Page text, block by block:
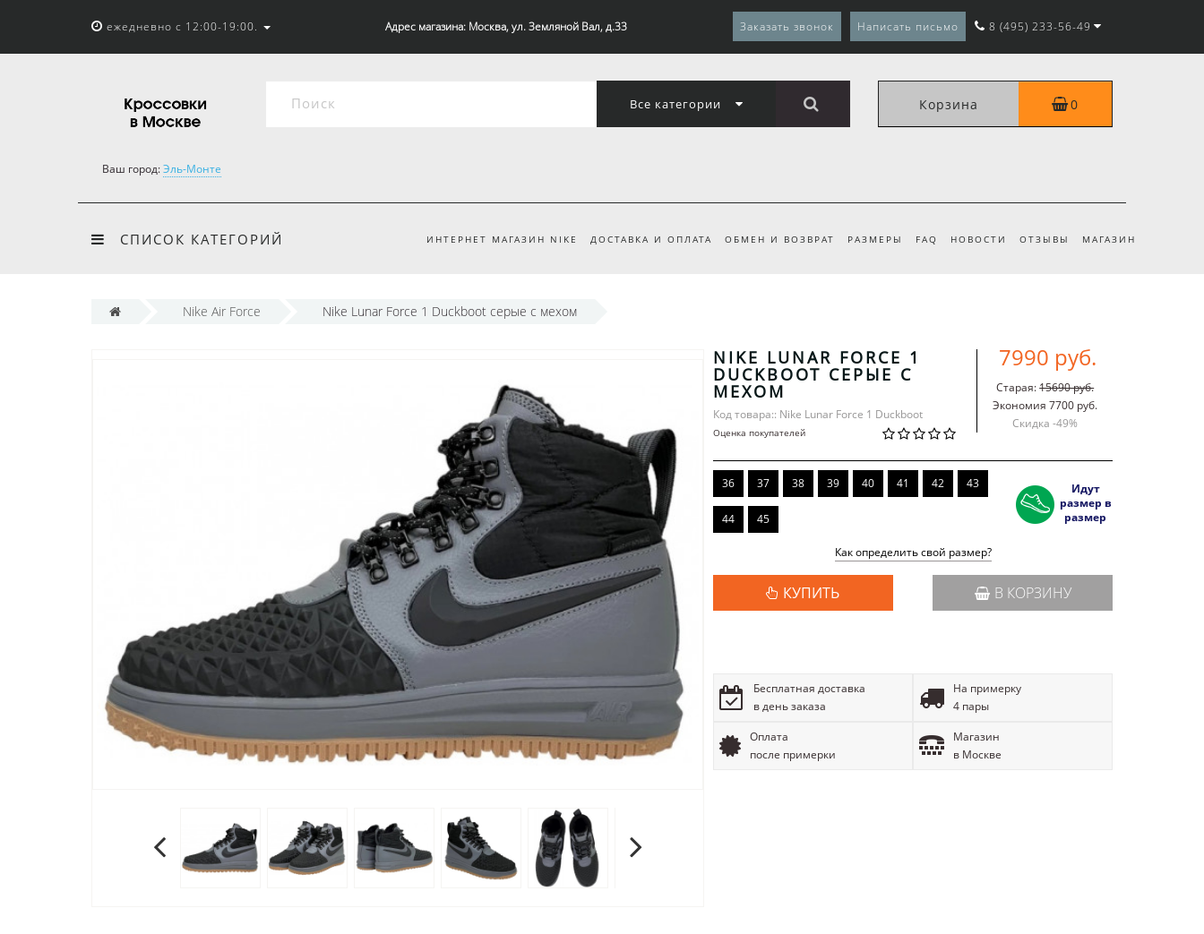
ежедневно с 12:00-19:00. Адрес магазина: Москва, ул. Земляной Вал, д.33 Заказать звонок Написать письмо 8 (495) 233-56-49
Все категории Корзина 0
Ваш город:Эль-Монте
СПИСОК КАТЕГОРИЙ ИНТЕРНЕТ МАГАЗИН NIKE ДОСТАВКА И ОПЛАТА ОБМЕН И ВОЗВРАТ РАЗМЕРЫ FAQ НОВОСТИ ОТЗЫВЫ МАГАЗИН
Nike Air Force Nike Lunar Force 1 Duckboot серые с мехом
NIKE LUNAR FORCE 1
DUCKBOOT СЕРЫЕ С
МЕХОМ
Код товара:: Nike Lunar Force 1 Duckboot
Оценка покупателей
7990 руб.
Старая:15690 руб.
Экономия 7700 руб.
Скидка -49%
36 37 38 39 40 41 42 43
44 45
Идут
размер в
размер
Как определить свой размер?
КУПИТЬ В КОРЗИНУ
Бесплатная доставка
в день заказа
На примерку
4 пары
Оплата
после примерки
Магазин
в Москве